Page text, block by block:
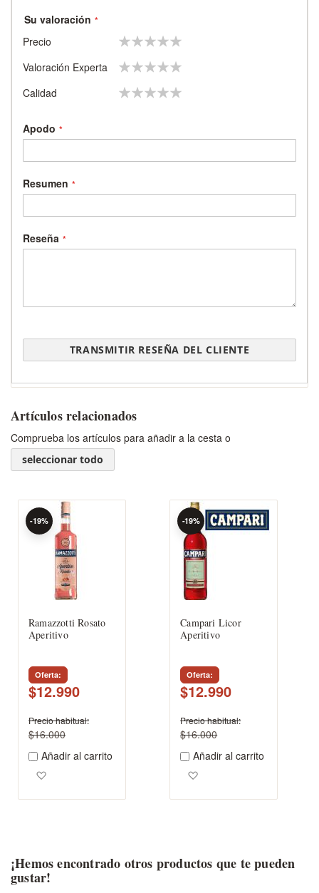
Su valoración
Precio
1 2 3 4 5
Valoración Experta
1 2 3 4 5
Calidad
1 2 3 4 5
Apodo
Resumen
Reseña
TRANSMITIR RESEÑA DEL CLIENTE
Artículos relacionados
Comprueba los artículos para añadir a la cesta o
seleccionar todo
Ramazzotti Rosato
Aperitivo
Oferta
$12.990
-19%
Precio habitual
$16.000
Añadir al carrito
Campari Licor
Aperitivo
Oferta
$12.990
-19%
Precio habitual
$16.000
Añadir al carrito
¡Hemos encontrado otros productos que te pueden
gustar!